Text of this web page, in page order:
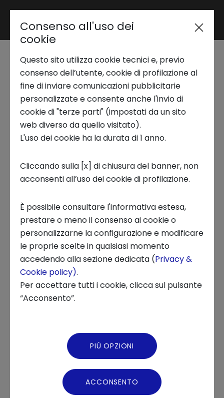
Area riservata
Trend Analysis
Applied Research
Startup Development
Business Transformation
Ecosystem enabling
Chi siamo
News ed Eventi
Startup Tales | Come
Keplera accelera la
digitalizzazione dei
aziendali
10 FEBBRAIO 2025
INNOVATION CENTER, STARTUP DEVELOPMENT, STARTUP TALES,
STARTUP
Scopri come l'intelligenza artificiale
digitalizzazione dei processi legali in
Consenso all'uso dei
cookie
Questo sito utilizza cookie tecnici e, previo
consenso dell’utente, cookie di profilazione al
fine di inviare comunicazioni pubblicitarie
personalizzate e consente anche l'invio di
cookie di "terze parti" (impostati da un sito
web diverso da quello visitato).
L'uso dei cookie ha la durata di 1 anno.
Cliccando sulla [x] di chiusura del banner, non
acconsenti all’uso dei cookie di profilazione.
È possibile consultare l'informativa estesa,
prestare o meno il consenso ai cookie o
personalizzarne la configurazione e modificare
le proprie scelte in qualsiasi momento
accedendo alla sezione dedicata (Privacy &
Cookie policy).
Per accettare tutti i cookie, clicca sul pulsante
“Acconsento”.
PIÙ OPZIONI
ACCONSENTO